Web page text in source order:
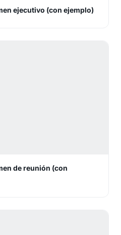
ejecutivo (con ejemplo)
de reunión (con